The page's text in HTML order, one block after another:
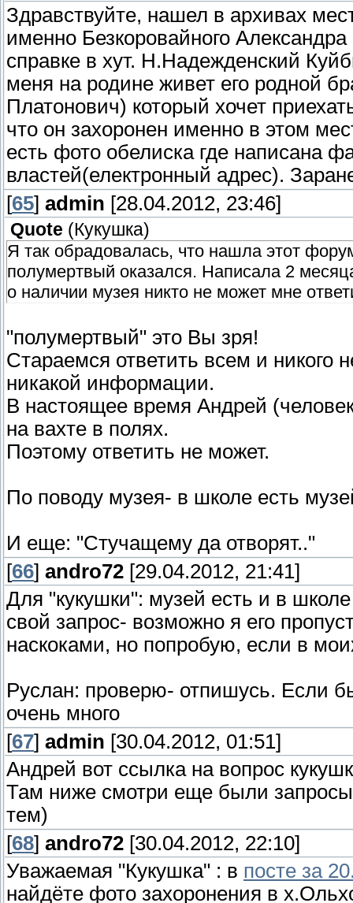
Здравствуйте, нашел в архивах
именно Безкоровайного
справке в хут. Н.Надежденский
меня на родине живет его родной
Платонович) который хочет
что он захоронен именно в этом
есть фото обелиска где написана
властей(електронный адрес).
[65] admin [28.04.2012, 23:46]
Quote ( Кукушка)
Я так обрадовалась, что нашла этот
полумертвый оказался. Написала 2
о наличии музея никто не может мне
"полумертвый" это Вы зря!
Стараемся ответить всем и никого
никакой информации.
В настоящее время Андрей
на вахте в полях.
Поэтому ответить не может.
По поводу музея- в школе есть
И еще: "Стучащему да отворят.."
[66] andro72 [29.04.2012, 21:41]
Для "кукушки": музей есть и в
свой запрос- возможно я его
наскоками, но попробую, если в
Руслан: проверю- отпишусь. Если
очень много
[67] admin [30.04.2012, 01:51]
Андрей вот ссылка на вопрос
Там ниже смотри еще были
тем)
[68] andro72 [30.04.2012, 22:10]
Уважаемая "Кукушка" : в посте за
найдёте фото захоронения в